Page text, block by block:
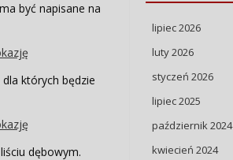
być napisane na
których będzie
dębowym.
lipiec 2026
luty 2026
styczeń 2026
lipiec 2025
październik 2024
kwiecień 2024